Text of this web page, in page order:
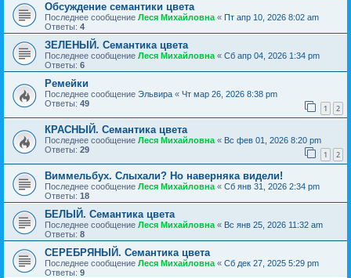
Обсуждение семантики цвета
Последнее сообщение Леся Михайловна « Пт апр 10, 2026 8:02 am
Ответы: 4
ЗЕЛЕНЫЙ. Семантика цвета
Последнее сообщение Леся Михайловна « Сб апр 04, 2026 1:34 pm
Ответы: 6
Ремейки
Последнее сообщение Эльвира « Чт мар 26, 2026 8:38 pm
Ответы: 49 1 2
КРАСНЫЙ. Семантика цвета
Последнее сообщение Леся Михайловна « Вс фев 01, 2026 8:20 pm
Ответы: 29 1 2
Виммельбух. Слыхали? Но наверняка видели!
Последнее сообщение Леся Михайловна « Сб янв 31, 2026 2:34 pm
Ответы: 18
БЕЛЫЙ. Семантика цвета
Последнее сообщение Леся Михайловна « Вс янв 25, 2026 11:32 am
Ответы: 8
СЕРЕБРЯНЫЙ. Семантика цвета
Последнее сообщение Леся Михайловна « Сб дек 27, 2025 5:29 pm
Ответы: 9